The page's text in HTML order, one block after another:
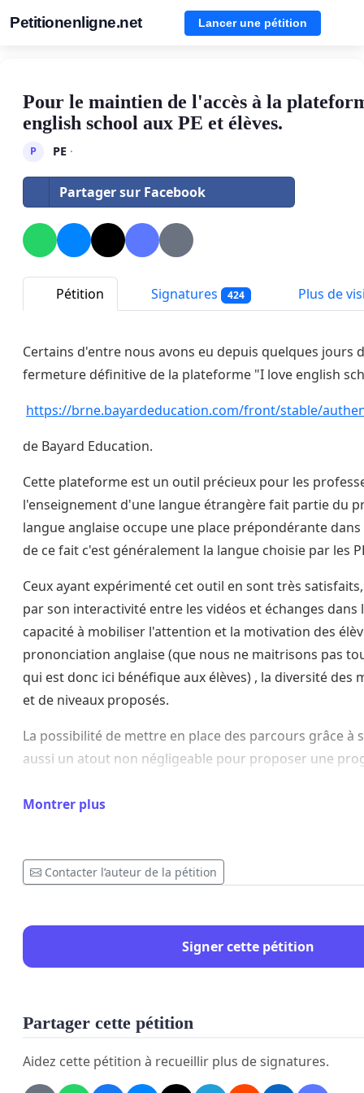
Petitionenligne.net Lancer une pétition
Pour le maintien de l'accès à la
english school aux PE et élèves.
P PE·
Partager sur Facebook
Pétition Signatures 424 Plus de
Certains d'entre nous avons eu depuis quelques jours
fermeture définitive de la plateforme "I love english
https://brne.bayardeducation.com/front/stable/
de Bayard Education.
Cette plateforme est un outil précieux pour les
l'enseignement d'une langue étrangère fait partie du
langue anglaise occupe une place prépondérante
de ce fait c'est généralement la langue choisie par les
Ceux ayant expérimenté cet outil en sont très
par son interactivité entre les vidéos et échanges dans
capacité à mobiliser l'attention et la motivation des
prononciation anglaise (que nous ne maitrisons pas
qui est donc ici bénéfique aux élèves) , la diversité des
et de niveaux proposés.
La possibilité de mettre en place des parcours grâce à
aussi un atout non négligeable pour proposer une
Les PE ont exploité mais aussi mis en place des
de la langue anglaise auprès des élèves.
C'est pour ces raisons que nous espérons qu'il existe
de maintenir l'accès à cette plateforme qui s'est
Cordialement,
Montrer plus
Contacter l’auteur de la pétition
Signer cette pétition
Partager cette pétition
Aidez cette pétition à recueillir plus de signatures.